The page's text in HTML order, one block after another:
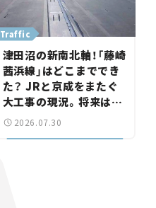
Traffic
津田沼の新南北軸！「藤崎
茜浜線」はどこまででき
た？ JRと京成をまたぐ
大工事の現況。将来は
「習志野～鎌ケ谷」を最短
2026.07.30